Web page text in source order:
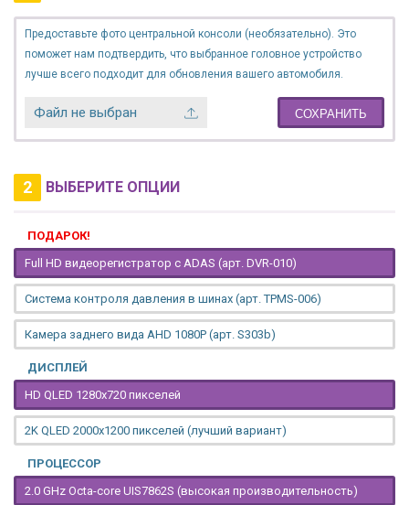
Предоставьте фото центральной консоли (необязательно). Это
поможет нам подтвердить, что выбранное головное устройство
лучше всего подходит для обновления вашего автомобиля.
Файл не выбран СОХРАНИТЬ
2 ВЫБЕРИТЕ ОПЦИИ
ПОДАРОК!
Full HD видеорегистратор с ADAS (арт. DVR-010)
Система контроля давления в шинах (арт. TPMS-006)
Камера заднего вида AHD 1080P (арт. S303b)
ДИСПЛЕЙ
HD QLED 1280x720 пикселей
2K QLED 2000х1200 пикселей (лучший вариант)
ПРОЦЕССОР
2.0 GHz Octa-core UIS7862S (высокая производительность)